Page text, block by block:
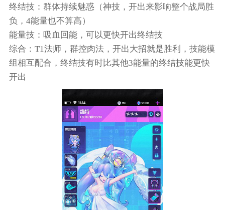
终结技：群体持续魅惑（神技，开出来影响整个战局胜
负，4能量也不算高）
能量技：吸血回能，可以更快开出终结技
综合：T1法师，群控肉法，开出大招就是胜利，技能模
组相互配合，终结技有时比其他3能量的终结技能更快
开出